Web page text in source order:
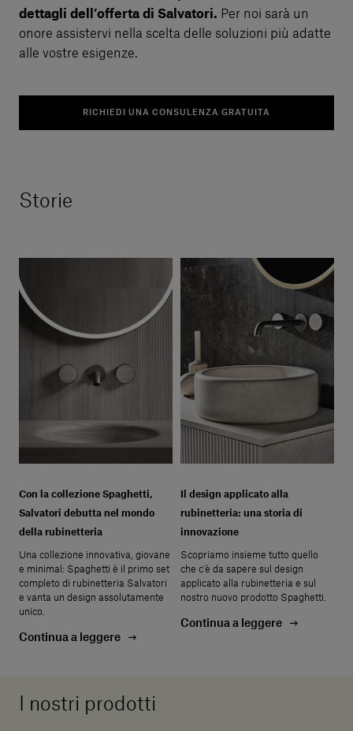
dettagli dell’offerta di Salvatori. Per noi sarà un
onore assistervi nella scelta delle soluzioni più adatte
alle vostre esigenze.
RICHIEDI UNA CONSULENZA GRATUITA
Storie
Con la collezione Spaghetti,
Salvatori debutta nel mondo
della rubinetteria
Una collezione innovativa, giovane
e minimal: Spaghetti è il primo set
completo di rubinetteria Salvatori
e vanta un design assolutamente
unico.
Continua a leggere
Il design applicato alla
rubinetteria: una storia di
innovazione
Scopriamo insieme tutto quello
che c’è da sapere sul design
applicato alla rubinetteria e sul
nostro nuovo prodotto Spaghetti.
Continua a leggere
I nostri prodotti